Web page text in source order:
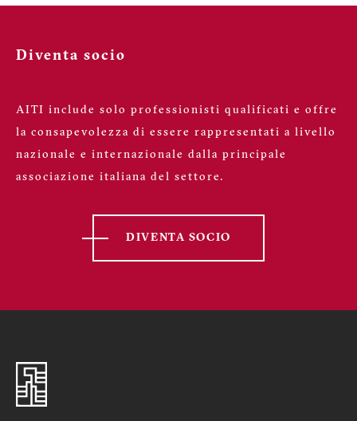
Diventa socio
AITI include solo professionisti qualificati e offre
la consapevolezza di essere rappresentati a livello
nazionale e internazionale dalla principale
associazione italiana del settore.
DIVENTA SOCIO